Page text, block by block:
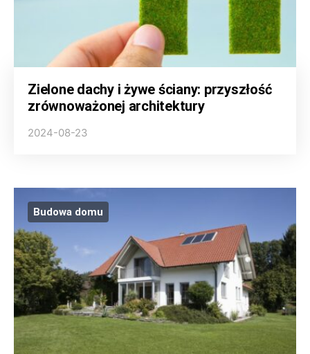
Zielone dachy i żywe ściany: przyszłość
zrównoważonej architektury
2024-08-23
Budowa domu